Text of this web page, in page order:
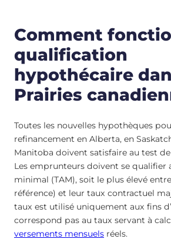
Comment
qualification
hypothécaire
Prairies
Toutes les nouvelles hypothèques
refinancement en Alberta, en
Manitoba doivent satisfaire au test
Les emprunteurs doivent se qualifier
minimal (TAM), soit le plus élevé
référence) et leur taux contractuel
taux est utilisé uniquement aux fins
correspond pas au taux servant à
versements mensuels réels.